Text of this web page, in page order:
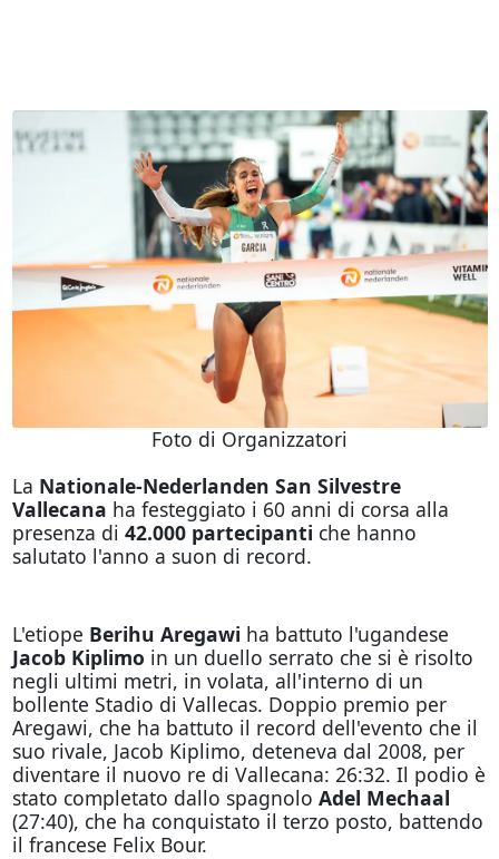
Foto di Organizzatori
La Nationale-Nederlanden San Silvestre
Vallecana ha festeggiato i 60 anni di corsa alla
presenza di 42.000 partecipanti che hanno
salutato l'anno a suon di record.
L'etiope Berihu Aregawi ha battuto l'ugandese
Jacob Kiplimo in un duello serrato che si è risolto
negli ultimi metri, in volata, all'interno di un
bollente Stadio di Vallecas. Doppio premio per
Aregawi, che ha battuto il record dell'evento che il
suo rivale, Jacob Kiplimo, deteneva dal 2008, per
diventare il nuovo re di Vallecana: 26:32. Il podio è
stato completato dallo spagnolo Adel Mechaal
(27:40), che ha conquistato il terzo posto, battendo
il francese Felix Bour.